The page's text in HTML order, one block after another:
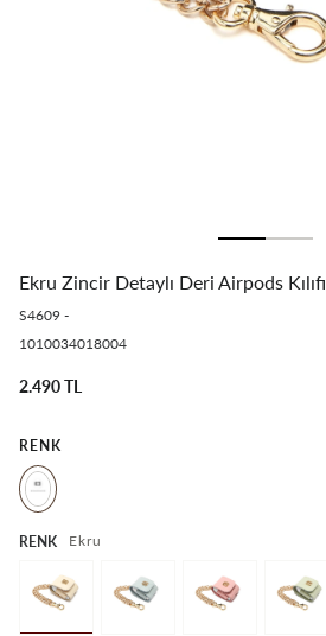
Ekru Zincir Detaylı Deri Airpods Kılıfı
S4609 -
1010034018004
2.490 TL
RENK
RENK Ekru